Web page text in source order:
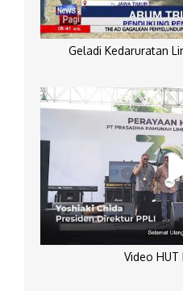
Geladi Kedaruratan
Video HUT